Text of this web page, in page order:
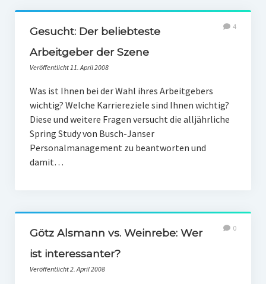
Gesucht: Der beliebteste
Arbeitgeber der Szene
Veröffentlicht 11. April 2008
4
Was ist Ihnen bei der Wahl ihres Arbeitgebers
wichtig? Welche Karriereziele sind Ihnen wichtig?
Diese und weitere Fragen versucht die alljährliche
Spring Study von Busch-Janser
Personalmanagement zu beantworten und
damit…
Götz Alsmann vs. Weinrebe: Wer
ist interessanter?
Veröffentlicht 2. April 2008
0